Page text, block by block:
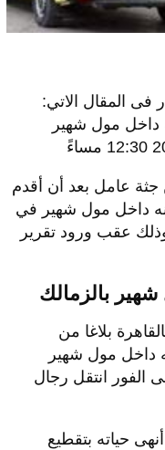
فى المقال الاتي:
داخل مول شهير
جثة عامل بعد أن أقدم
داخل مول شهير في
عقب ورود تقرير
بالزمالك
بلاغا من
داخل مول شهير
الفور انتقل رجال
حياته بتقطيع